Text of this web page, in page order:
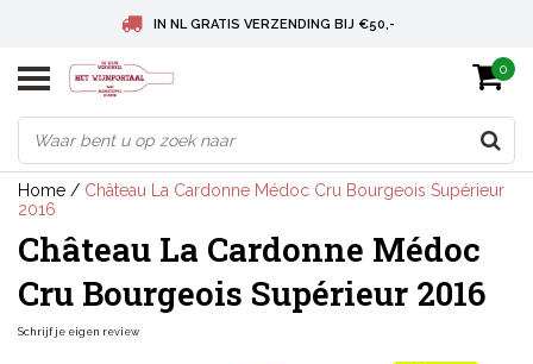
IN NL GRATIS VERZENDING BIJ €50,-
BELGIE GRATIS VERZENDING BIJ € 75
DEUTSCHLAND VERSANDKOSTENFREI AB € 75
0
Home / Château La Cardonne Médoc Cru Bourgeois Supérieur
2016
Château La Cardonne Médoc
Cru Bourgeois Supérieur 2016
Schrijf je eigen review